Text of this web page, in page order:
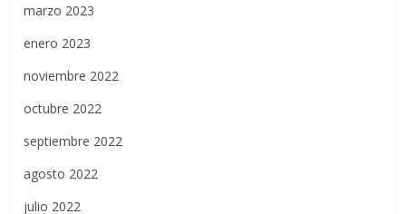
marzo 2023
enero 2023
noviembre 2022
octubre 2022
septiembre 2022
agosto 2022
julio 2022